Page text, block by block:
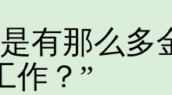
那么多
作？”